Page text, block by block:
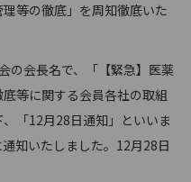
等の徹底」を周知徹底いた
の会長名で、「【緊急】医薬
等に関する会員各社の取組
「12月28日通知」といいま
知いたしました。12月28日